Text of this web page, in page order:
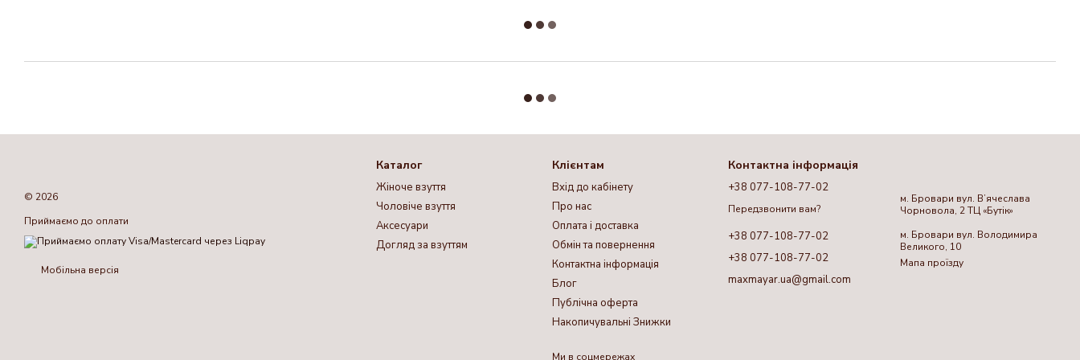
© 2026
Приймаємо до оплати
Мобільна версія
Каталог
Жіноче взуття
Чоловіче взуття
Аксесуари
Догляд за взуттям
Клієнтам
Вхід до кабінету
Про нас
Оплата і доставка
Обмін та повернення
Контактна інформація
Блог
Публічна оферта
Накопичувальні Знижки
Ми в соцмережах
Контактна інформація
+38 077-108-77-02
Передзвонити вам?
+38 077-108-77-02
+38 077-108-77-02
maxmayar.ua@gmail.com
м. Бровари вул. Вʼячеслава
Чорновола, 2 ТЦ «Бутік»
м. Бровари вул. Володимира
Великого, 10
Мапа проїзду